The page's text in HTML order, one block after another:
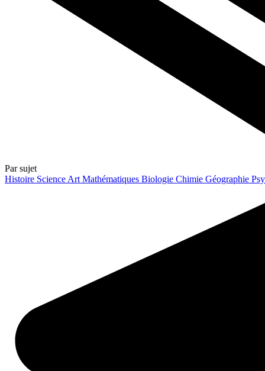
Par sujet
Histoire Science Art Mathématiques Biologie Chimie Géographie